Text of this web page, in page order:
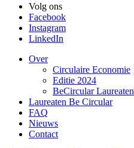
Volg ons
Facebook
Instagram
LinkedIn
Over
Circulaire Economie
Editie 2024
BeCircular Laureaten
Laureaten Be Circular
FAQ
Nieuws
Contact